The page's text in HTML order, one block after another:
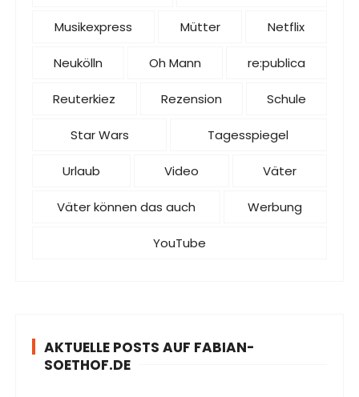
Musikexpress Mütter Netflix
Neukölln Oh Mann re:publica
Reuterkiez Rezension Schule
Star Wars Tagesspiegel
Urlaub Video Väter
Väter können das auch Werbung
YouTube
AKTUELLE POSTS AUF FABIAN-
SOETHOF.DE